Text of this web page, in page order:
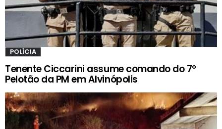
POLÍCIA
Tenente Ciccarini assume comando do 7º
Pelotão da PM em Alvinópolis